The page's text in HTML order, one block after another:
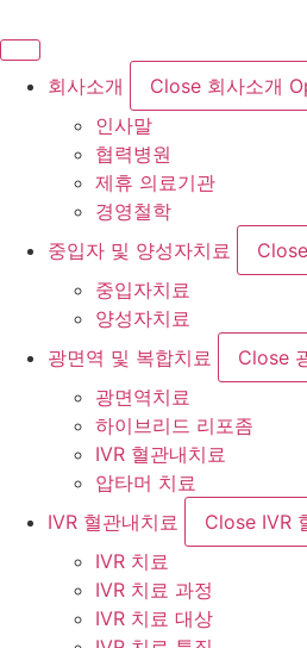
텐
회사소개 Close 회사소개
인사말
협력병원
제휴 의료기관
경영철학
중입자 및 양성자치료
중입자치료
양성자치료
광면역 및 복합치료
Close
광면역치료
하이브리드 리포좀
IVR 혈관내치료
압타머 치료
IVR 혈관내치료
Close IVR
IVR 치료
IVR 치료 과정
IVR 치료 대상